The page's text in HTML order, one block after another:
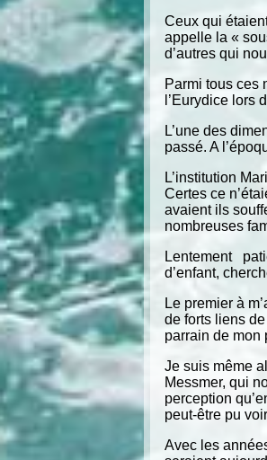
Ceux qui
appelle la «
d’autres qui
Parmi tous ces
l’Eurydice lors
L’une des
passé. A
L’institution
Certes ce
avaient ils
nombreuses
Lentement
d’enfant,
Le premier à
de forts liens
parrain de mon
Je suis même
Messmer, qui
perception
peut-être pu
Avec les